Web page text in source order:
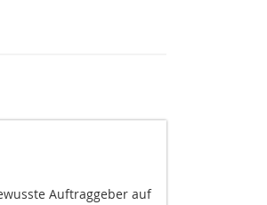
Auftraggeber auf